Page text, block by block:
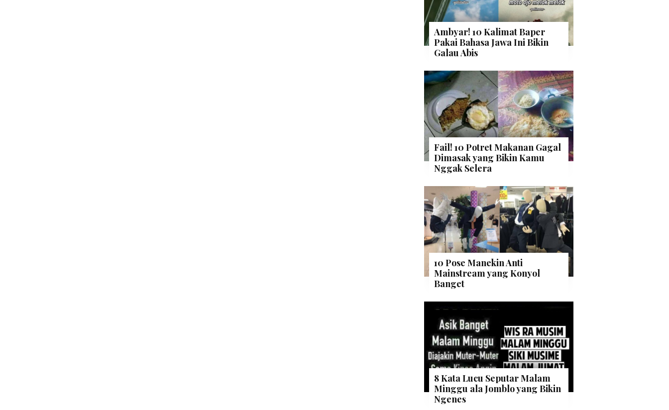
Ambyar! 10 Kalimat Baper
Pakai Bahasa Jawa Ini Bikin
Galau Abis
Fail! 10 Potret Makanan Gagal
Dimasak yang Bikin Kamu
Nggak Selera
10 Pose Manekin Anti
Mainstream yang Konyol
Banget
8 Kata Lucu Seputar Malam
Minggu ala Jomblo yang Bikin
Ngenes